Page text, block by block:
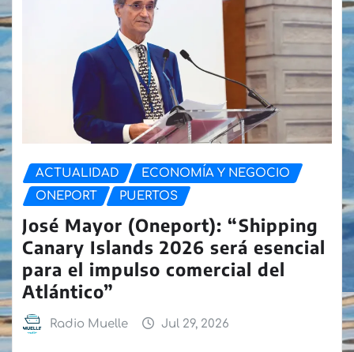
ACTUALIDAD
ECONOMÍA Y NEGOCIO
ONEPORT
PUERTOS
José Mayor (Oneport): “Shipping
Canary Islands 2026 será esencial
para el impulso comercial del
Atlántico”
Radio Muelle Jul 29, 2026